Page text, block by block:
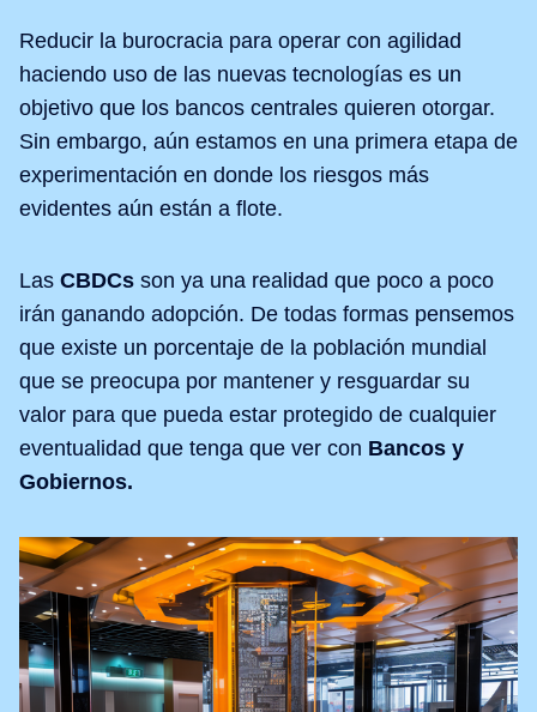
Reducir la burocracia para operar con agilidad
haciendo uso de las nuevas tecnologías es un
objetivo que los bancos centrales quieren otorgar.
Sin embargo, aún estamos en una primera etapa de
experimentación en donde los riesgos más
evidentes aún están a flote.
Las CBDCs son ya una realidad que poco a poco
irán ganando adopción. De todas formas pensemos
que existe un porcentaje de la población mundial
que se preocupa por mantener y resguardar su
valor para que pueda estar protegido de cualquier
eventualidad que tenga que ver con Bancos y
Gobiernos.